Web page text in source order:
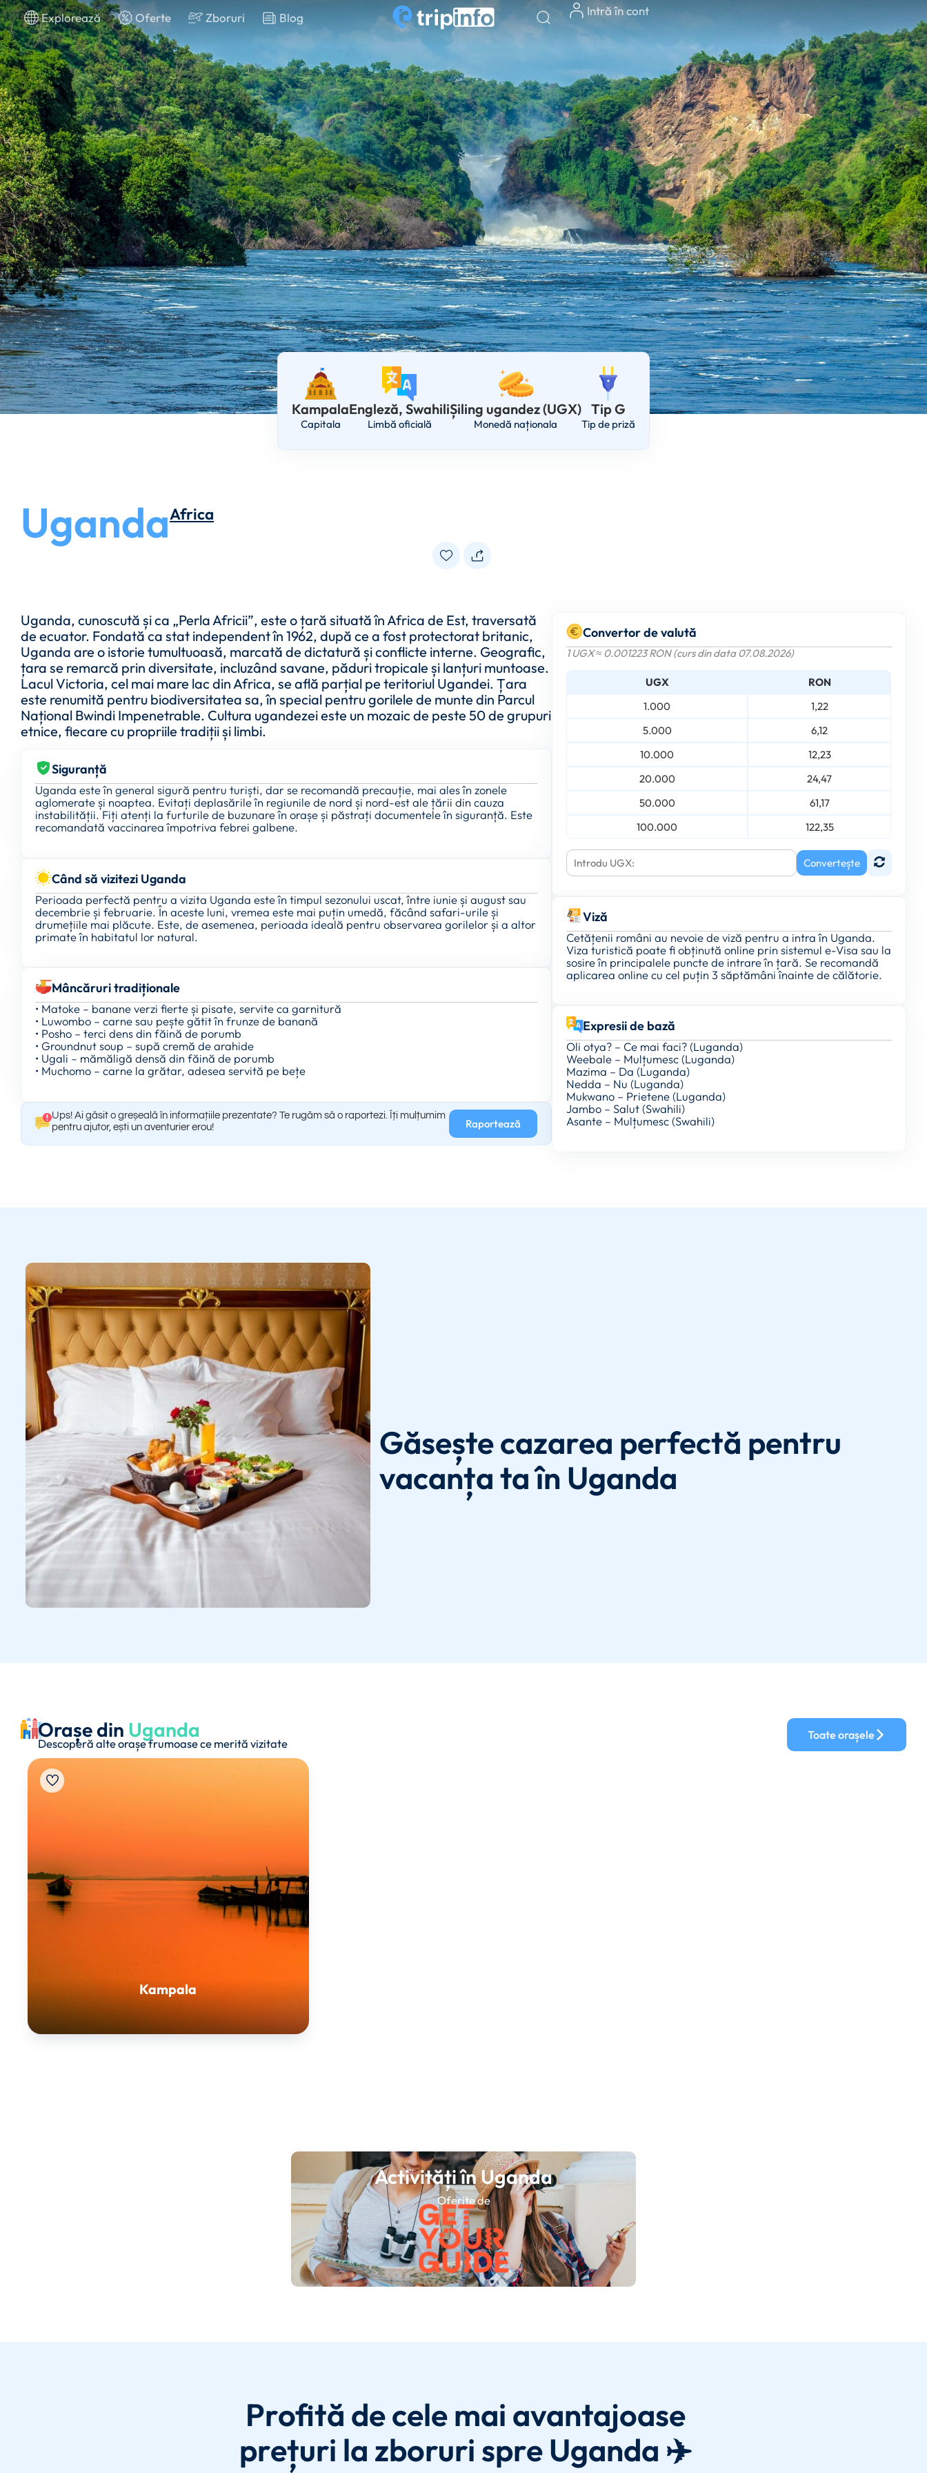
Explorează Oferte Zboruri Blog Intră în cont
Kampala
Capitala
Engleză, Swahili
Limbă oficială
Șiling ugandez (UGX)
Monedă naționala
Tip G
Tip de priză
UgandaAfrica
Uganda, cunoscută și ca „Perla Africii”, este o țară situată în Africa de Est, traversată
de ecuator. Fondată ca stat independent în 1962, după ce a fost protectorat britanic,
Uganda are o istorie tumultuoasă, marcată de dictatură și conflicte interne. Geografic,
țara se remarcă prin diversitate, incluzând savane, păduri tropicale și lanțuri muntoase.
Lacul Victoria, cel mai mare lac din Africa, se află parțial pe teritoriul Ugandei. Țara
este renumită pentru biodiversitatea sa, în special pentru gorilele de munte din Parcul
Național Bwindi Impenetrable. Cultura ugandezei este un mozaic de peste 50 de grupuri
etnice, fiecare cu propriile tradiții și limbi.
Siguranță
Uganda este în general sigură pentru turiști, dar se recomandă precauție, mai ales în zonele
aglomerate și noaptea. Evitați deplasările în regiunile de nord și nord-est ale țării din cauza
instabilității. Fiți atenți la furturile de buzunare în orașe și păstrați documentele în siguranță. Este
recomandată vaccinarea împotriva febrei galbene.
Când să vizitezi Uganda
Perioada perfectă pentru a vizita Uganda este în timpul sezonului uscat, între iunie și august sau
decembrie și februarie. În aceste luni, vremea este mai puțin umedă, făcând safari-urile și
drumețiile mai plăcute. Este, de asemenea, perioada ideală pentru observarea gorilelor și a altor
primate în habitatul lor natural.
Mâncăruri tradiționale
• Matoke – banane verzi fierte și pisate, servite ca garnitură
• Luwombo – carne sau pește gătit în frunze de banană
• Posho – terci dens din făină de porumb
• Groundnut soup – supă cremă de arahide
• Ugali – mămăligă densă din făină de porumb
• Muchomo – carne la grătar, adesea servită pe bețe
Ups! Ai găsit o greșeală în informațiile prezentate? Te rugăm să o raportezi. Îți mulțumim
pentru ajutor, ești un aventurier erou!
Raportează
Convertor de valută
1 UGX ≈ 0.001223 RON (curs din data 07.08.2026)
UGX
RON
1.000
1,22
5.000
6,12
10.000
12,23
20.000
24,47
50.000
61,17
100.000
122,35
Convertește
Viză
Cetățenii români au nevoie de viză pentru a intra în Uganda.
Viza turistică poate fi obținută online prin sistemul e-Visa sau la
sosire în principalele puncte de intrare în țară. Se recomandă
aplicarea online cu cel puțin 3 săptămâni înainte de călătorie.
Expresii de bază
Oli otya? – Ce mai faci? (Luganda)
Weebale – Mulțumesc (Luganda)
Mazima – Da (Luganda)
Nedda – Nu (Luganda)
Mukwano – Prietene (Luganda)
Jambo – Salut (Swahili)
Asante – Mulțumesc (Swahili)
Găsește cazarea perfectă pentru
vacanța ta în Uganda
Orașe din Uganda
Descoperă alte orașe frumoase ce merită vizitate
Toate orașele
Kampala
Activități în Uganda
Oferite de
Profită de cele mai avantajoase
prețuri la zboruri spre Uganda ✈️